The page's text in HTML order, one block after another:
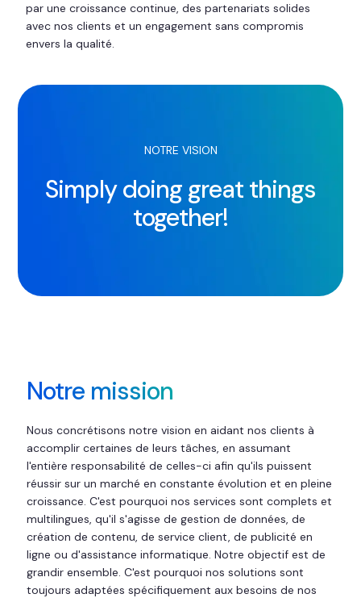
par une croissance continue, des partenariats solides
avec nos clients et un engagement sans compromis
envers la qualité.
NOTRE VISION
Simply doing great things
together!
Notre mission
Nous concrétisons notre vision en aidant nos clients à
accomplir certaines de leurs tâches, en assumant
l'entière responsabilité de celles-ci afin qu'ils puissent
réussir sur un marché en constante évolution et en pleine
croissance. C'est pourquoi nos services sont complets et
multilingues, qu'il s'agisse de gestion de données, de
création de contenu, de service client, de publicité en
ligne ou d'assistance informatique. Notre objectif est de
grandir ensemble. C'est pourquoi nos solutions sont
toujours adaptées spécifiquement aux besoins de nos